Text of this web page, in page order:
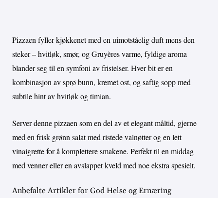
Pizzaen fyller kjøkkenet med en uimotståelig duft mens den
steker – hvitløk, smør, og Gruyères varme, fyldige aroma
blander seg til en symfoni av fristelser. Hver bit er en
kombinasjon av sprø bunn, kremet ost, og saftig sopp med
subtile hint av hvitløk og timian.
Server denne pizzaen som en del av et elegant måltid, gjerne
med en frisk grønn salat med ristede valnøtter og en lett
vinaigrette for å komplettere smakene. Perfekt til en middag
med venner eller en avslappet kveld med noe ekstra spesielt.
Anbefalte Artikler for God Helse og Ernæring